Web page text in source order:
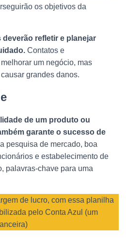
os objetivos da
refletir e planejar
Contatos e
um negócio, mas
grandes danos.
de um produto ou
garante o sucesso de
pesquisa de mercado, boa
e estabelecimento de
palavras-chave para uma
de lucro, com essa planilha
pelo Conta Azul (um